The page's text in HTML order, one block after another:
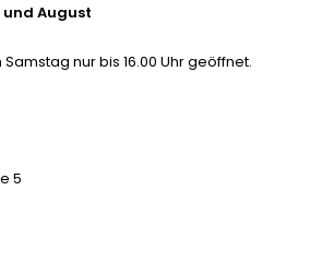
August
nur bis 16.00 Uhr geöffnet.
5